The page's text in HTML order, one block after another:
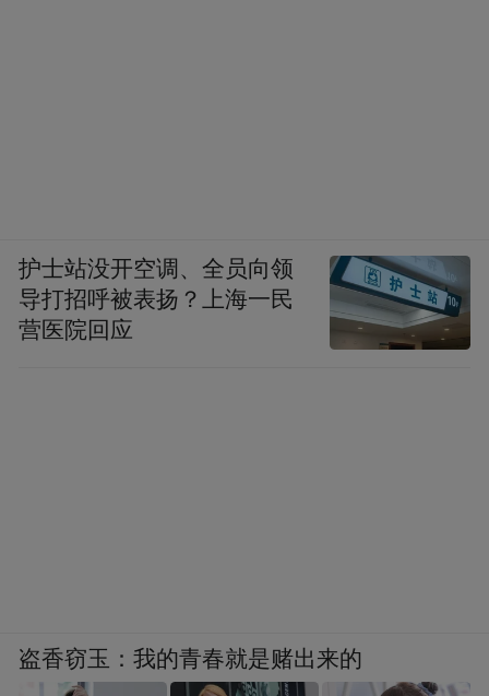
护士站没开空调、全员向领
导打招呼被表扬？上海一民
营医院回应
盗香窃玉：我的青春就是赌出来的